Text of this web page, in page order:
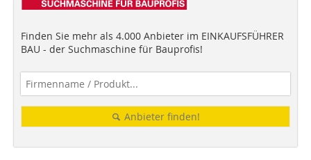
Finden Sie mehr als 4.000 Anbieter im EINKAUFSFÜHRER
BAU - der Suchmaschine für Bauprofis!
Anbieter finden!